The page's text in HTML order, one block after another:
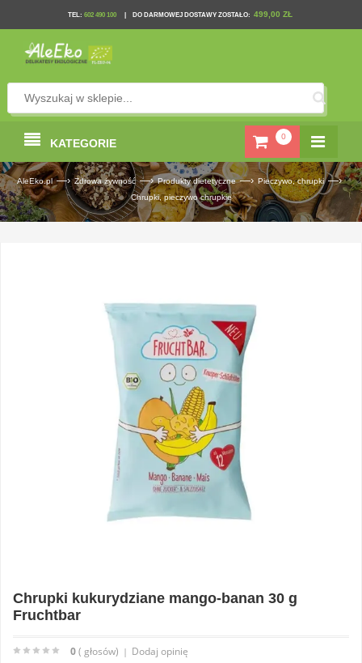
TEL: 602 490 100 DO DARMOWEJ DOSTAWY ZOSTAŁO: 499,00 ZŁ
0
KATEGORIE
AleEko.pl —› Zdrowa żywność —› Produkty dietetyczne —› Pieczywo, chrupki —›
Chrupki, pieczywo chrupkie
Chrupki kukurydziane mango-banan 30 g
Fruchtbar
0( głosów) | Dodaj opinię